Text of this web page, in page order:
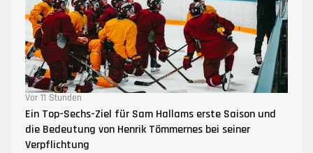
Vor 11 Stunden
Ein Top-Sechs-Ziel für Sam Hallams erste Saison und
die Bedeutung von Henrik Tömmernes bei seiner
Verpflichtung